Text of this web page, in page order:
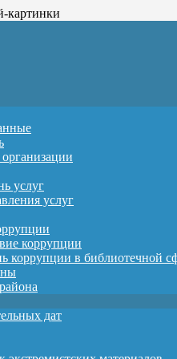
услуг
услуг
коррупции
коррупции в библиотечной
дат